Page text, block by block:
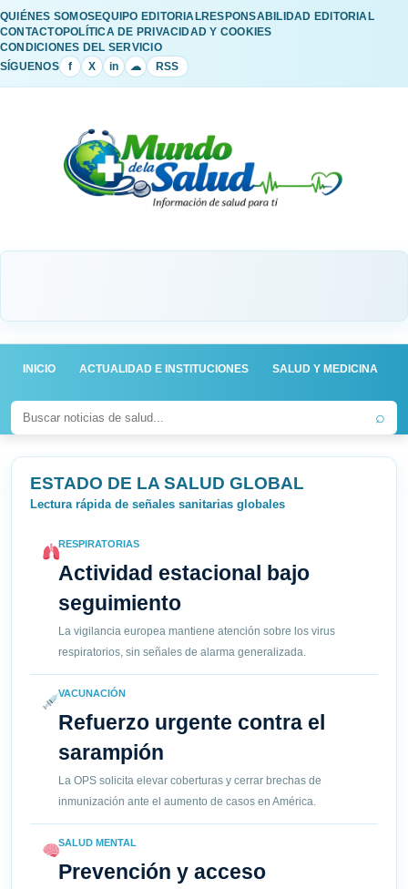
QUIÉNES SOMOSEQUIPO EDITORIALRESPONSABILIDAD EDITORIAL
CONTACTOPOLÍTICA DE PRIVACIDAD Y COOKIES
CONDICIONES DEL SERVICIO
SÍGUENOS
f X in ☁ RSS
INICIO ACTUALIDAD E INSTITUCIONES SALUD Y MEDICINA
⌕
ESTADO DE LA SALUD GLOBAL
Lectura rápida de señales sanitarias globales
RESPIRATORIAS
Actividad estacional bajo
seguimiento
La vigilancia europea mantiene atención sobre los virus
respiratorios, sin señales de alarma generalizada.
VACUNACIÓN
Refuerzo urgente contra el
sarampión
La OPS solicita elevar coberturas y cerrar brechas de
inmunización ante el aumento de casos en América.
SALUD MENTAL
Prevención y acceso